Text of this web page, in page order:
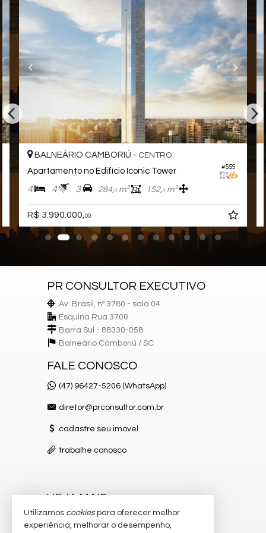
Quadra Esportiva
Spa
Espaço Gourmet
Espaço Fitness
Playground
Brinquedoteca
Quiosque Externo
Espaço Zen
Estar Social
#559
BALNEÁRIO CAMBORIÚ - CENTRO
Apartamento no Edifício Iconic Tower
4 4 3 284,0m² 152,0m²
R$ 3.990.000, 00
PR CONSULTOR EXECUTIVO
Av. Brasil, nº 3780 - sala 04
Esquina Rua 3700
Barra Sul - 88330-058
Balneário Camboriú / SC
FALE CONOSCO
(47) 96427-5206 (WhatsApp)
diretor@prconsultor.com.br
cadastre seu imóvel
trabalhe conosco
VEJA MAIS
receba nosso newsletter
Utilizamos cookiespara oferecer melhor
experiência, melhorar o desempenho,